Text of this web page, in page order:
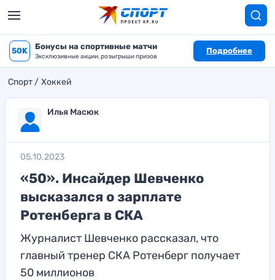
50K Бонусы на спортивные матчи
Эксклюзивные акции, розыгрыши призов
Подробнее
Спорт Хоккей
Илья Масюк
05.10.2023
«50». Инсайдер Шевченко
высказался о зарплате
Ротенберга в СКА
Журналист Шевченко рассказал, что
главный тренер СКА Ротенберг получает
50 миллионов